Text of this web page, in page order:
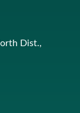
Dist.,